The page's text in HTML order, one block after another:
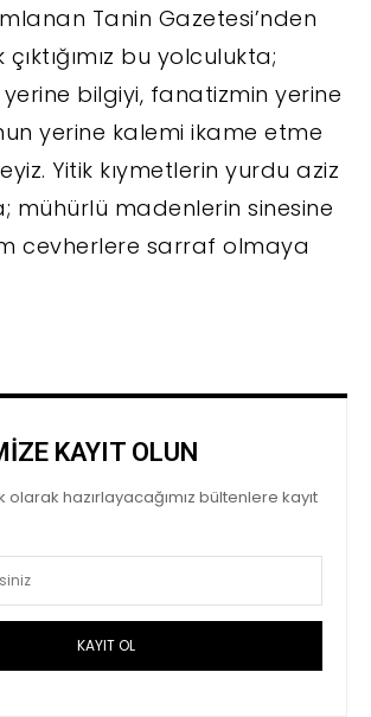
Tanin Gazetesi’nden
bu yolculukta;
bilgiyi, fanatizmin yerine
yerine kalemi ikame etme
Yitik kıymetlerin yurdu aziz
mühürlü madenlerin sinesine
cevherlere sarraf olmaya
KAYIT OLUN
olarak hazırlayacağımız bültenlere kayıt
KAYIT OL